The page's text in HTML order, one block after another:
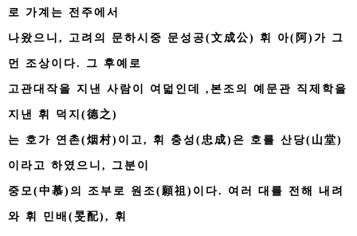
로 가계는 전주에서
나왔으니, 고려의 문하시중 문성공(文成公) 휘 아(阿)가 그
먼 조상이다. 그 후예로
고관대작을 지낸 사람이 여덟인데 ,본조의 예문관 직제학을
지낸 휘 덕지(德之)
는 호가 연촌(烟村)이고, 휘 충성(忠成)은 호를 산당(山堂)
이라고 하였으니, 그분이
중모(中慕)의 조부로 원조(願祖)이다. 여러 대를 전해 내려
와 휘 민배(旻配), 휘